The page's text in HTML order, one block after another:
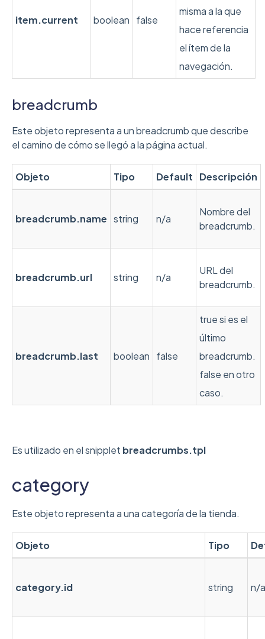
item.current boolean false
misma a la que
hace referencia
el ítem de la
navegación.
breadcrumb
Este objeto representa a un breadcrumb que describe
el camino de cómo se llegó a la página actual.
Objeto Tipo Default Descripción
breadcrumb.name string n/a
Nombre del
breadcrumb.
breadcrumb.url string n/a
URL del
breadcrumb.
breadcrumb.last boolean false
true si es el
último
breadcrumb.
false en otro
caso.
Es utilizado en el snipplet breadcrumbs.tpl
category
Este objeto representa a una categoría de la tienda.
Objeto Tipo
category.id string n/a